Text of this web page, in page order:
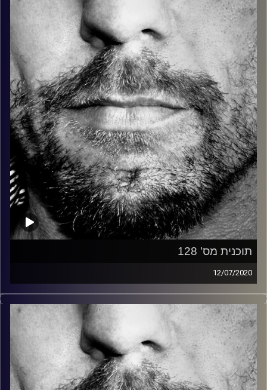
כל מה שחי, אמיתי ונושם.
עם שמוליק רגב.
קרדיט תמונות: David Goehring
תוכנית מס' 128
12/07/2020
זיפים, מוזיקה מחוספסת של הופעות חיות. הרבה ג'אם, רוק,
בלוז, bluegrass, ג'אז, Fאנק, פרוגרסיב ואפילו אלקטרוניקה.
כל מה שחי, אמיתי ונושם.
עם שמוליק רגב.
קרדיט תמונות: David Goehring